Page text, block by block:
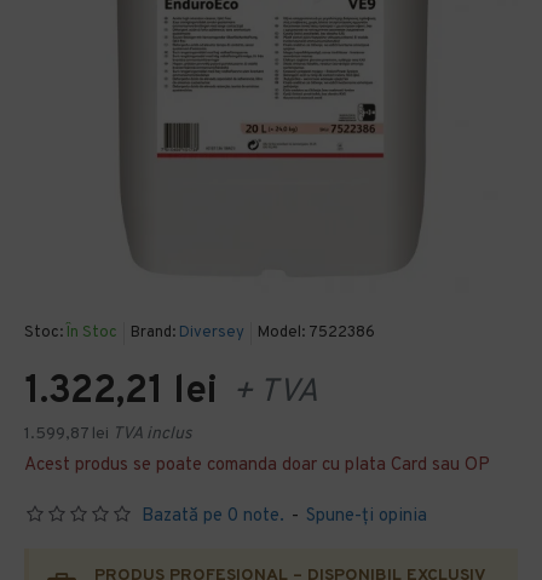
Stoc: În Stoc Brand: Diversey Model: 7522386
Bazată pe 0 note. - Spune-ţi opinia
1.322,21 lei + TVA
1.599,87 lei TVA inclus
Acest produs se poate comanda doar cu plata Card sau OP
PRODUS PROFESIONAL – DISPONIBIL EXCLUSIV